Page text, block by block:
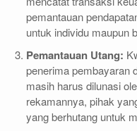
pemantauan
untuk individu maupun
Pemantauan Utang:
penerima pembayaran
masih harus dilunasi
rekamannya, pihak
yang berhutang untuk